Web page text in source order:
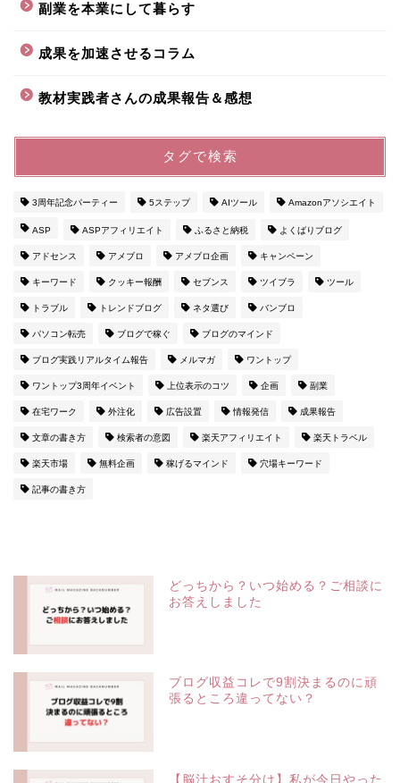
副業を本業にして暮らす
成果を加速させるコラム
教材実践者さんの成果報告＆感想
タグで検索
3周年記念パーティー 5ステップ AIツール Amazonアソシエイト
ASP ASPアフィリエイト ふるさと納税 よくばりブログ
アドセンス アメブロ アメブロ企画 キャンペーン
キーワード クッキー報酬 セブンス ツイブラ ツール
トラブル トレンドブログ ネタ選び バンブロ
パソコン転売 ブログで稼ぐ ブログのマインド
ブログ実践リアルタイム報告 メルマガ ワントップ
ワントップ3周年イベント 上位表示のコツ 企画 副業
在宅ワーク 外注化 広告設置 情報発信 成果報告
文章の書き方 検索者の意図 楽天アフィリエイト 楽天トラベル
楽天市場 無料企画 稼げるマインド 穴場キーワード
記事の書き方
どっちから？いつ始める？ご相談に
お答えしました
ブログ収益コレで9割決まるのに頑
張るところ違ってない？
【脳汁おすそ分け】私が今日やった